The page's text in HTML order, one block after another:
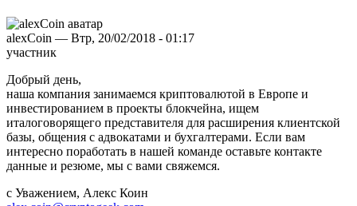
alexCoin — Втр, 20/02/2018 - 01:17
участник
Добрый день,
наша компания занимаемся криптовалютой в Европе и
инвестированием в проекты блокчейна, ищем
италоговорящего представителя для расширения клиентской
базы, общения с адвокатами и бухгалтерами. Если вам
интересно поработать в нашей команде оставьте контакте
данные и резюме, мы с вами свяжемся.
с Уважением, Алекс Коин